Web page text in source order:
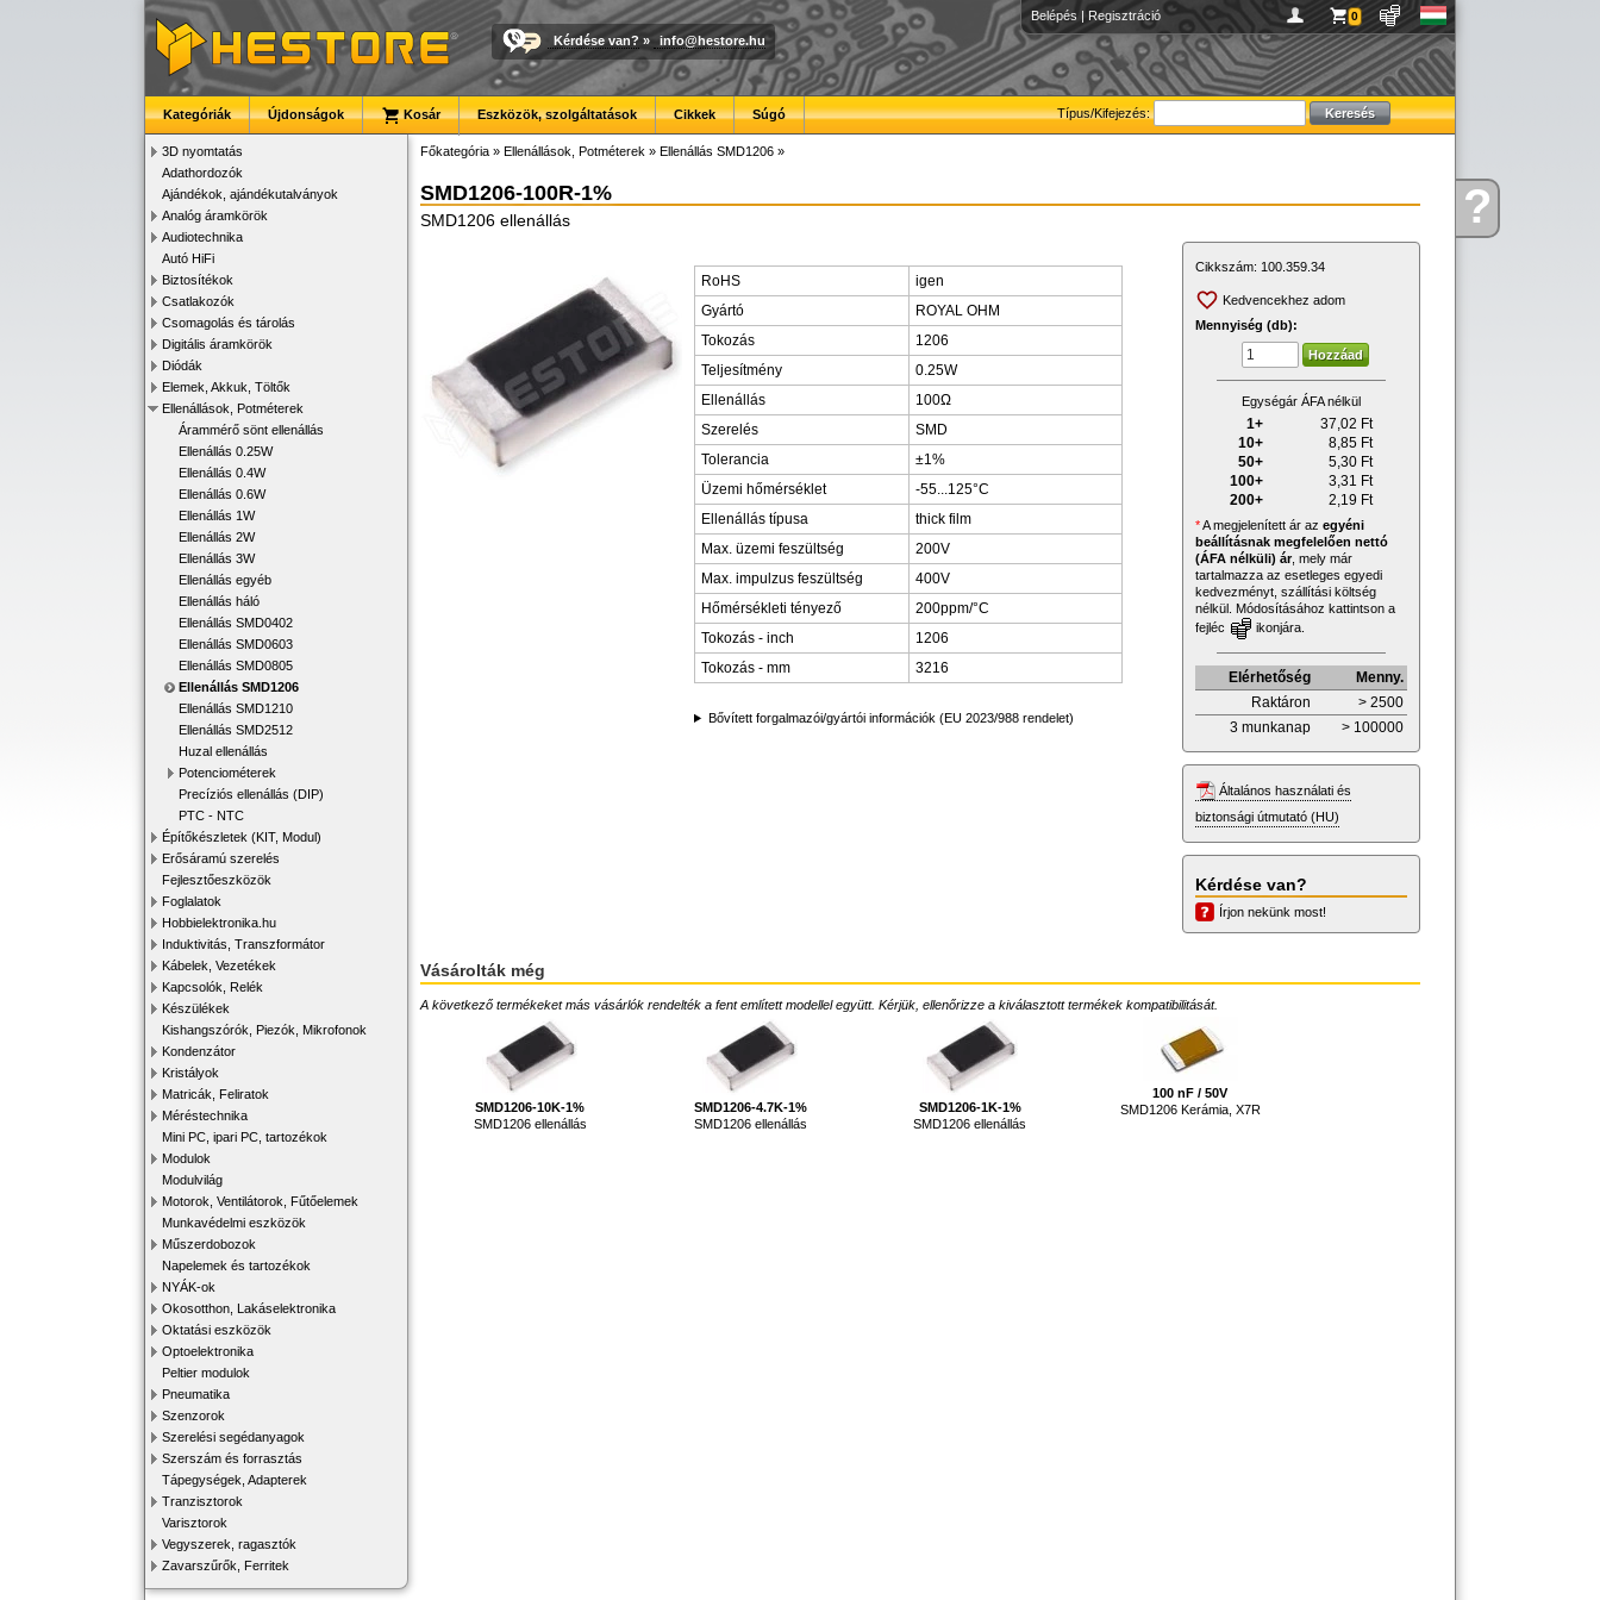
Kérdése?
Belépés | Regisztráció 0
Kérdése van? » info@hestore.hu
Típus/Kifejezés:
Kategóriák Újdonságok Kosár Eszközök, szolgáltatások Cikkek Súgó
3D nyomtatás
Adathordozók
Ajándékok, ajándékutalványok
Analóg áramkörök
Audiotechnika
Autó HiFi
Biztosítékok
Csatlakozók
Csomagolás és tárolás
Digitális áramkörök
Diódák
Elemek, Akkuk, Töltők
Ellenállások, Potméterek
Árammérő sönt ellenállás
Ellenállás 0.25W
Ellenállás 0.4W
Ellenállás 0.6W
Ellenállás 1W
Ellenállás 2W
Ellenállás 3W
Ellenállás egyéb
Ellenállás háló
Ellenállás SMD0402
Ellenállás SMD0603
Ellenállás SMD0805
Ellenállás SMD1206
Ellenállás SMD1210
Ellenállás SMD2512
Huzal ellenállás
Potenciométerek
Precíziós ellenállás (DIP)
PTC - NTC
Építőkészletek (KIT, Modul)
Erősáramú szerelés
Fejlesztőeszközök
Foglalatok
Hobbielektronika.hu
Induktivitás, Transzformátor
Kábelek, Vezetékek
Kapcsolók, Relék
Készülékek
Kishangszórók, Piezók, Mikrofonok
Kondenzátor
Kristályok
Matricák, Feliratok
Méréstechnika
Mini PC, ipari PC, tartozékok
Modulok
Modulvilág
Motorok, Ventilátorok, Fűtőelemek
Munkavédelmi eszközök
Műszerdobozok
Napelemek és tartozékok
NYÁK-ok
Okosotthon, Lakáselektronika
Oktatási eszközök
Optoelektronika
Peltier modulok
Pneumatika
Szenzorok
Szerelési segédanyagok
Szerszám és forrasztás
Tápegységek, Adapterek
Tranzisztorok
Varisztorok
Vegyszerek, ragasztók
Zavarszűrők, Ferritek
Főkategória » Ellenállások, Potméterek » Ellenállás SMD1206 »
SMD1206-100R-1%
SMD1206 ellenállás
RoHS
igen
Gyártó
ROYAL OHM
Tokozás
1206
Teljesítmény
0.25W
Ellenállás
100Ω
Szerelés
SMD
Tolerancia
±1%
Üzemi hőmérséklet
-55...125°C
Ellenállás típusa
thick film
Max. üzemi feszültség
200V
Max. impulzus feszültség
400V
Hőmérsékleti tényező
200ppm/°C
Tokozás - inch
1206
Tokozás - mm
3216
Bővített forgalmazói/gyártói információk (EU 2023/988 rendelet)
Cikkszám: 100.359.34
Kedvencekhez adom
Mennyiség (db):
Egységár ÁFA nélkül
1+ 37,02 Ft
10+
8,85 Ft
50+
5,30 Ft
100+
3,31 Ft
200+
2,19 Ft
*A megjelenített ár az egyéni
beállításnak megfelelően nettó
(ÁFA nélküli) ár, mely már
tartalmazza az esetleges egyedi
kedvezményt, szállítási költség
nélkül. Módosításához kattintson a
fejléc
ikonjára.
Elérhetőség
Menny.
Raktáron
> 2500
3 munkanap
> 100000
Általános használati és
biztonsági útmutató (HU)
Kérdése van?
Írjon nekünk most!
Vásárolták még
A következő termékeket más vásárlók rendelték a fent említett modellel együtt. Kérjük, ellenőrizze a kiválasztott termékek kompatibilitását.
SMD1206-10K-1%
SMD1206 ellenállás
SMD1206-4.7K-1%
SMD1206 ellenállás
SMD1206-1K-1%
SMD1206 ellenállás
100 nF / 50V
SMD1206 Kerámia, X7R